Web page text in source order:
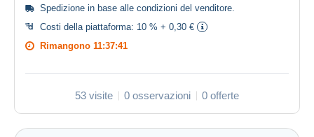
Spedizione in base alle condizioni del venditore.
Costi della piattaforma: 10 % + 0,30 €
Rimangono 11:37:41
53 visite 0 osservazioni 0 offerte